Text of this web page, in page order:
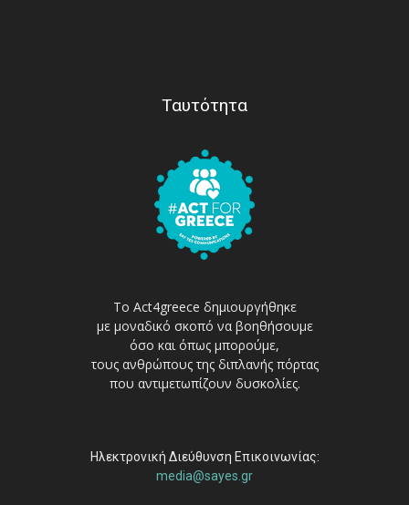
Ταυτότητα
Το Act4greece δημιουργήθηκε
με μοναδικό σκοπό να βοηθήσουμε
όσο και όπως μπορούμε,
τους ανθρώπους της διπλανής πόρτας
που αντιμετωπίζουν δυσκολίες.
Ηλεκτρονική Διεύθυνση Επικοινωνίας:
media@sayes.gr